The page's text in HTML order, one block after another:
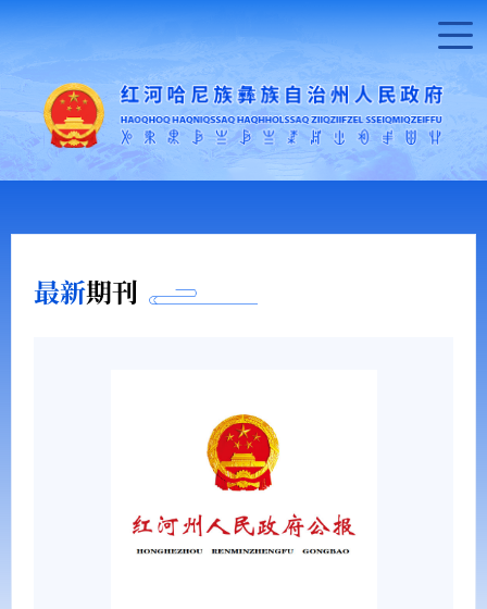
最新期刊